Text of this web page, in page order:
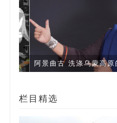
阿景曲古 洗涤乌蒙高原的
栏目精选